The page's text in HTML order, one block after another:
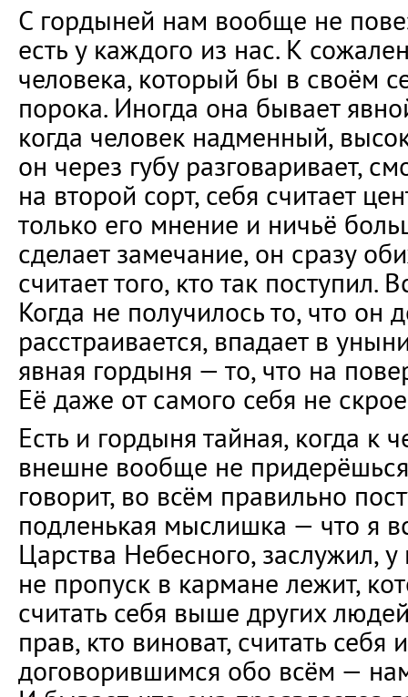
С гордыней нам вообще не
есть у каждого из нас. К
человека, который бы в своём
порока. Иногда она бывает
когда человек надменный,
он через губу разговаривает,
на второй сорт, себя считает
только его мнение и ничьё
сделает замечание, он сразу
считает того, кто так поступил.
Когда не получилось то, что он
расстраивается, впадает в
явная гордыня — то, что на
Её даже от самого себя не
Есть и гордыня тайная, когда к
внешне вообще не
говорит, во всём правильно
подленькая мыслишка — что я
Царства Небесного, заслужил,
не пропуск в кармане лежит,
считать себя выше других
прав, кто виноват, считать себя
договорившимся обо всём —